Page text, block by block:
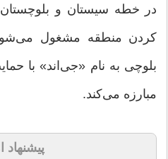
در خطه سیستان و
کردن منطقه مشغول
بلوچی به نام «جی‌اند» با
مبارزه می‌کند.
پیشنهاد